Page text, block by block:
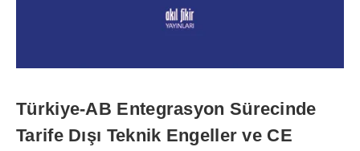
Türkiye-AB Entegrasyon Sürecinde
Tarife Dışı Teknik Engeller ve CE